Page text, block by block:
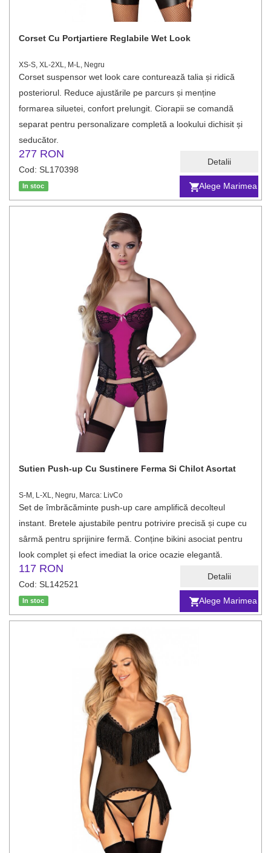
Alege Marimea
Detalii
Corset Cu Portjartiere Reglabile Wet Look
XS-S, XL-2XL, M-L, Negru
Corset suspensor wet look care conturează talia și ridică
posteriorul. Reduce ajustările pe parcurs și menține
formarea siluetei, confort prelungit. Ciorapii se comandă
separat pentru personalizare completă a lookului dichisit și
seducător.
277 RON
Cod: SL170398
In stoc
Alege Marimea
Detalii
Sutien Push-up Cu Sustinere Ferma Si Chilot Asortat
S-M, L-XL, Negru, Marca: LivCo
Set de îmbrăcăminte push-up care amplifică decolteul
instant. Bretele ajustabile pentru potrivire precisă și cupe cu
sârmă pentru sprijinire fermă. Conține bikini asociat pentru
look complet și efect imediat la orice ocazie elegantă.
117 RON
Cod: SL142521
In stoc